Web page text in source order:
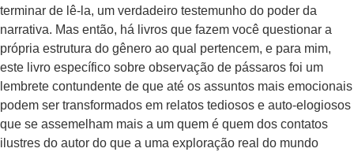
terminar de lê-la, um verdadeiro testemunho do poder da
narrativa. Mas então, há livros que fazem você questionar a
própria estrutura do gênero ao qual pertencem, e para mim,
este livro específico sobre observação de pássaros foi um
lembrete contundente de que até os assuntos mais emocionais
podem ser transformados em relatos tediosos e auto-elogiosos
que se assemelham mais a um quem é quem dos contatos
ilustres do autor do que a uma exploração real do mundo